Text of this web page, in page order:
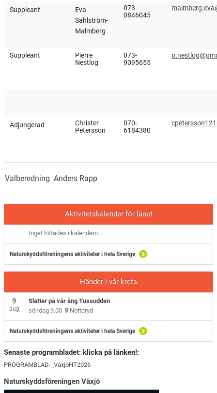
Suppleant
Eva
Sahlström-
Malmberg
073-
0846045
Suppleant
Pierre
Nestlog
073-
9095655
Adjungerad
Christer
Petersson
070-
6184380
Valberedning Anders Rapp
Aktivitetskalender för länet
Inget hittades i kalendern...
Naturskyddsföreningens aktiviteter i hela Sverige
Händer i vår krets
9
aug
Slåtter på vår äng Tussudden
söndag 9.00 Notteryd
Naturskyddsföreningens aktiviteter i hela Sverige
Senaste programbladet: klicka på länken!:
PROGRAMBLAD-_VaxjoHT2026
Naturskyddsföreningen Växjö